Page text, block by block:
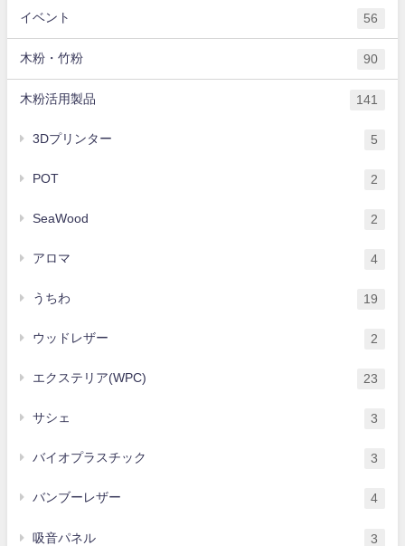
イベント 56
木粉・竹粉 90
木粉活用製品 141
3Dプリンター 5
POT 2
SeaWood 2
アロマ 4
うちわ 19
ウッドレザー 2
エクステリア(WPC) 23
サシェ 3
バイオプラスチック 3
バンブーレザー 4
吸音パネル 3